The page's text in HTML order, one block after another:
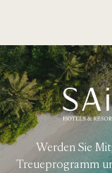
Werden Sie
Treueprogramm